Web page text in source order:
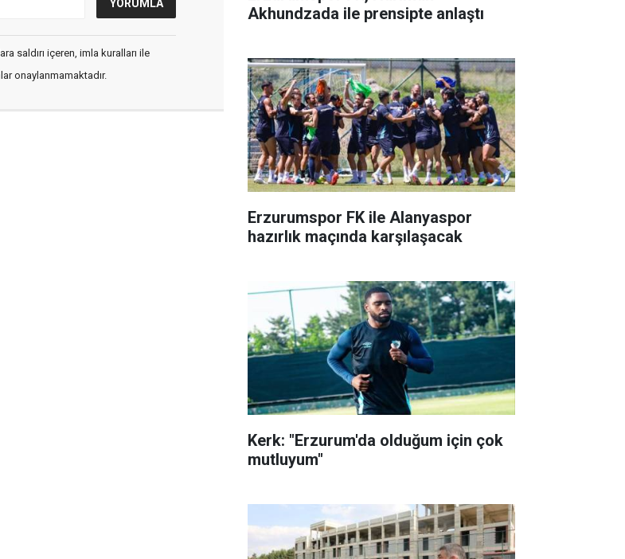
saldırı içeren, imla kuralları ile
onaylanmamaktadır.
Akhundzada ile prensipte anlaştı
Erzurumspor FK ile Alanyaspor
hazırlık maçında karşılaşacak
Kerk: "Erzurum'da olduğum için çok
mutluyum"